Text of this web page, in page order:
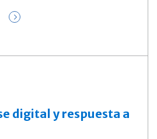
digital y respuesta a